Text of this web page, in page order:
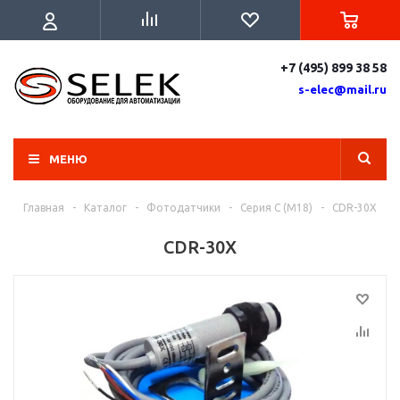
+7 (495) 899 38 58
s-elec@mail.ru
МЕНЮ
Главная - Каталог - Фотодатчики - Серия C (M18) - CDR-30X
CDR-30X